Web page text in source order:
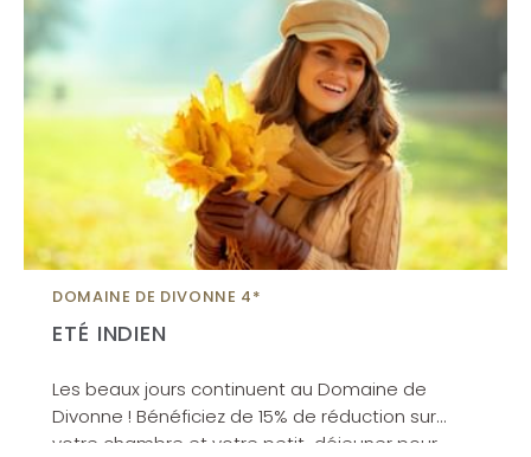
DOMAINE DE DIVONNE 4*
ETÉ INDIEN
Les beaux jours continuent au Domaine de
Divonne ! Bénéficiez de 15% de réduction sur
votre chambre et votre petit-déjeuner pour